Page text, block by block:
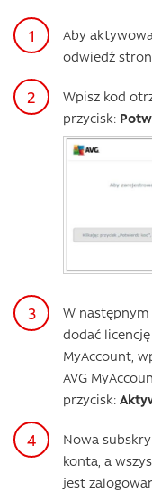
Aby
odwiedź
Wpisz kod
przycisk:
W
dodać
MyAccount,
AVG
przycisk:
Nowa
konta, a
jest